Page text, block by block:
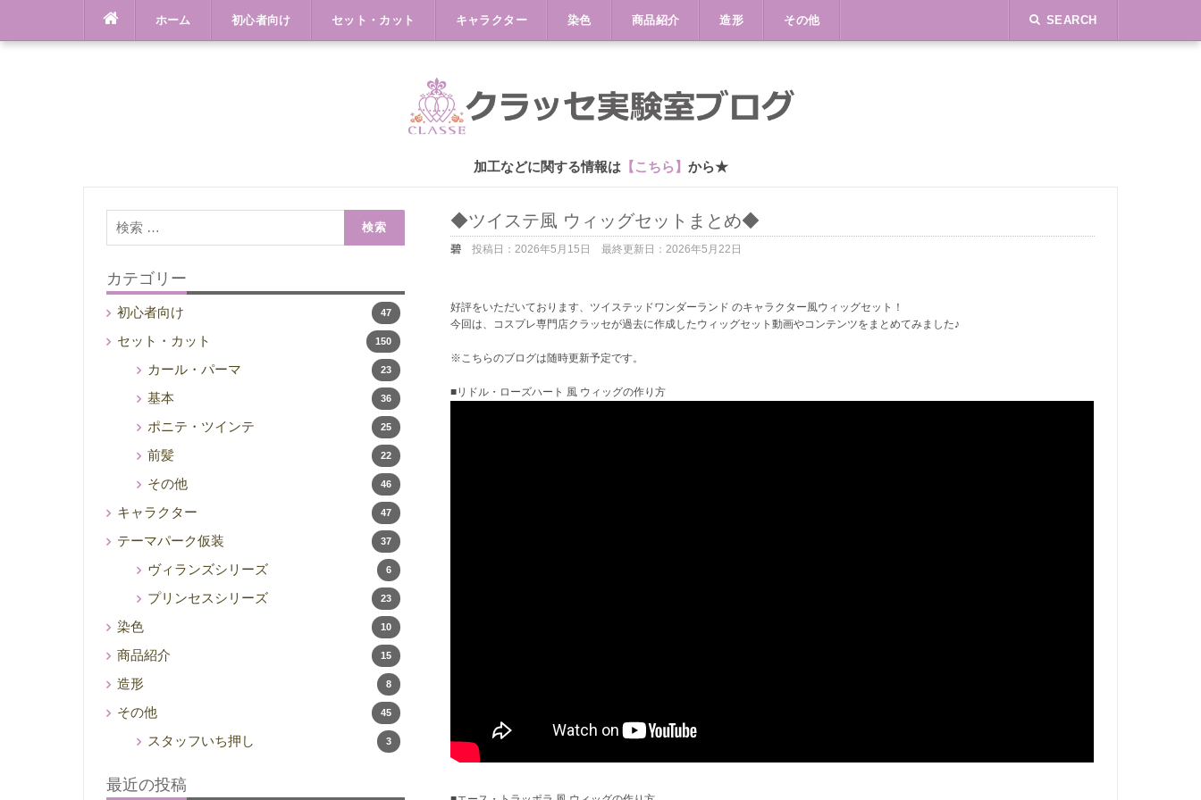
content
ホーム 初心者向け セット・カット キャラクター 染色 商品紹介 造形 その他 SEARCH
加工などに関する情報は【こちら】 から★
◆ツイステ風 ウィッグセットまとめ◆
碧 投稿日：2026年5月15日 最終更新日：2026年5月22日
好評をいただいております、ツイステッドワンダーランド のキャラクター風ウィッグセット！
今回は、コスプレ専門店クラッセが過去に作成したウィッグセット動画やコンテンツをまとめてみました♪
※こちらのブログは随時更新予定です。
■リドル・ローズハート 風 ウィッグの作り方
索:
カテゴリー
初心者向け 47
セット・カット 150
カール・パーマ 23
基本 36
ポニテ・ツインテ 25
前髪 22
その他 46
キャラクター 47
テーマパーク仮装 37
ヴィランズシリーズ 6
プリンセスシリーズ 23
染色 10
商品紹介 15
造形 8
その他 45
スタッフいち押し 3
最近の投稿